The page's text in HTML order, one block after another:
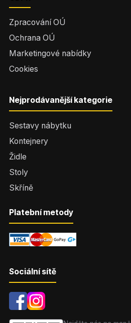
Zpracování OÚ
Ochrana OÚ
Marketingové nabídky
Cookies
Nejprodávanější kategorie
Sestavy nábytku
Kontejnery
Židle
Stoly
Skříně
Platební metody
Sociální sítě